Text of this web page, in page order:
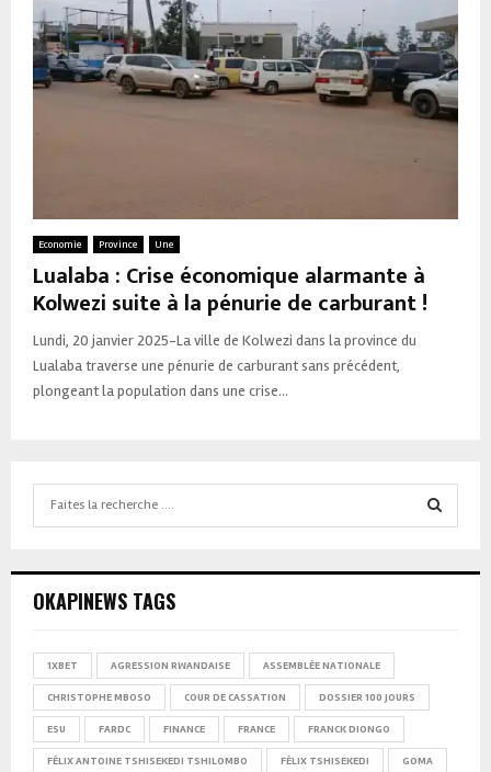
Economie Province Une
Lualaba : Crise économique alarmante à
Kolwezi suite à la pénurie de carburant !
Lundi, 20 janvier 2025-La ville de Kolwezi dans la province du
Lualaba traverse une pénurie de carburant sans précédent,
plongeant la population dans une crise...
OKAPINEWS TAGS
1XBET AGRESSION RWANDAISE ASSEMBLÉE NATIONALE
CHRISTOPHE MBOSO COUR DE CASSATION DOSSIER 100 JOURS
ESU FARDC FINANCE FRANCE FRANCK DIONGO
FÉLIX ANTOINE TSHISEKEDI TSHILOMBO FÉLIX TSHISEKEDI GOMA